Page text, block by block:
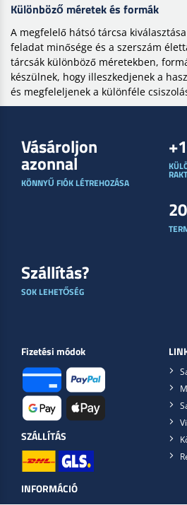
Különböző méretek és formák
A megfelelő hátsó tárcsa
feladat minősége és a szerszám
tárcsák különböző méretekben,
készülnek, hogy illeszkedjenek a
és megfeleljenek a különféle
Vásároljon
azonnal
KÖNNYŰ FIÓK LÉTREHOZÁSA
Szállítás?
SOK LEHETŐSÉG
Fizetési módok
SZÁLLÍTÁS
INFORMÁCIÓ